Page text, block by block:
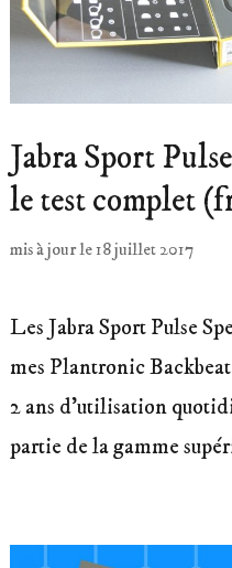
Jabra Sport
le test complet
mis à jour le18 juillet 2017
Les Jabra Sport Pulse
mes Plantronic
2 ans d’utilisation
partie de la gamme